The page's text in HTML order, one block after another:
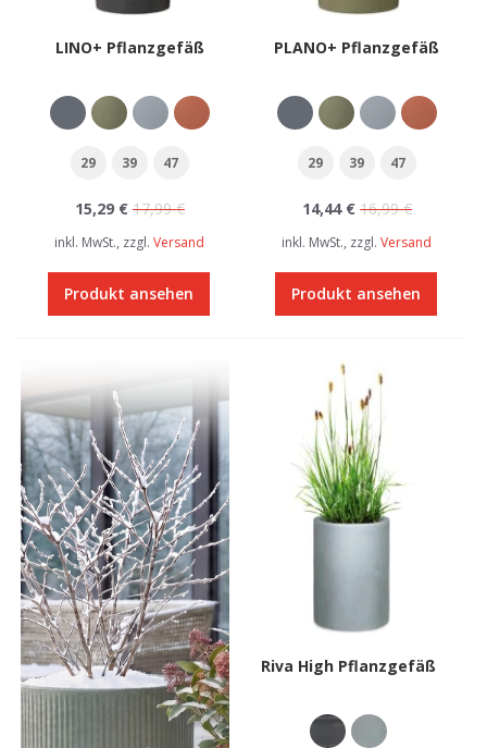
LINO+ Pflanzgefäß
29 39 47
15,29 € 17,99 €
inkl. MwSt., zzgl.Versand
Produkt ansehen
PLANO+ Pflanzgefäß
29 39 47
14,44 € 16,99 €
inkl. MwSt., zzgl.Versand
Produkt ansehen
Riva High Pflanzgefäß